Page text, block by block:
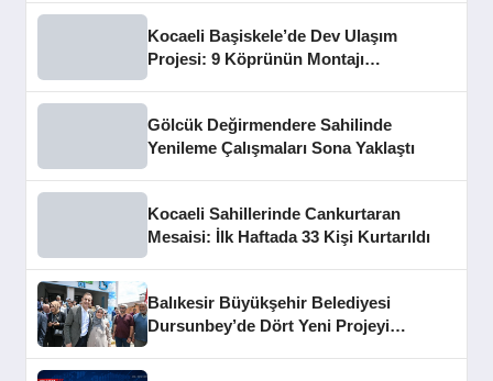
Kocaeli Başiskele’de Dev Ulaşım
Projesi: 9 Köprünün Montajı
Gölcük Değirmendere Sahilinde
Yenileme Çalışmaları Sona Yaklaştı
Kocaeli Sahillerinde Cankurtaran
Mesaisi: İlk Haftada 33 Kişi Kurtarıldı
Balıkesir Büyükşehir Belediyesi
Dursunbey’de Dört Yeni Projeyi